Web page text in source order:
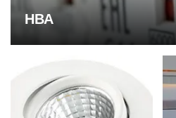
НВА